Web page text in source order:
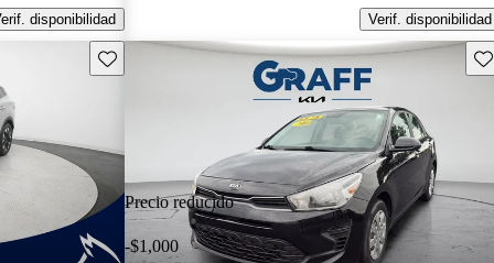
disponibilidad
Verif. disponibilidad
Guarda este Aviso
Precio reducido
-$1,000